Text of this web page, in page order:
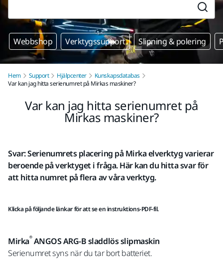
Webbshop Verktygssupport Slipning & polering
Hem Support Hjälpcenter
Kunskapsdatabas
Var kan jag hitta serienumret på Mirkas maskiner?
Var kan jag hitta serienumret på
Mirkas maskiner?
Svar: Serienumrets placering på Mirka elverktyg varierar
beroende på verktyget i fråga. Här kan du hitta svar för
att hitta numret på flera av våra verktyg.
Klicka på följande länkar för att se en instruktions-PDF-fil.
Mirka®ANGOS ARG-B sladdlös slipmaskin
Serienumret syns när du tar bort batteriet.